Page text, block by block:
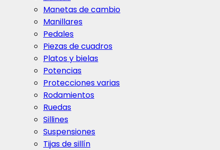
Manetas de cambio
Manillares
Pedales
Piezas de cuadros
Platos y bielas
Potencias
Protecciones varias
Rodamientos
Ruedas
Sillines
Suspensiones
Tijas de sillín